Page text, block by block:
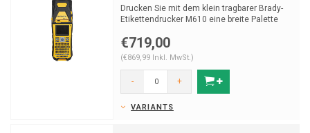
Drucken Sie mit dem klein tragbarer Brady-
Etikettendrucker M610 eine breite Palette
€719,00
(€869,99 Inkl. MwSt.)
- +
VARIANTS